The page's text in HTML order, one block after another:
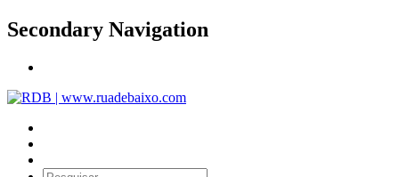
Secondary Navigation